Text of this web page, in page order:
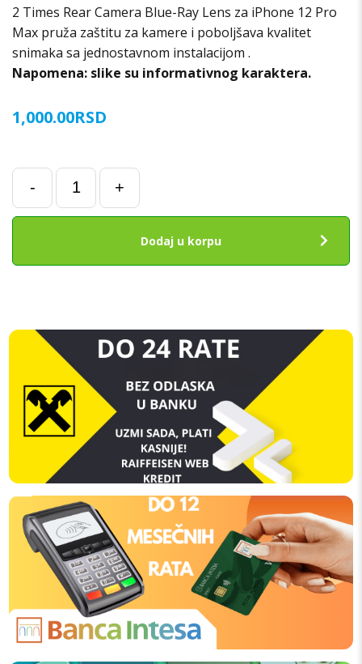
1,000.00RSD
2 Times Rear Camera Blue-Ray Lens za iPhone 12 Pro
Max pruža zaštitu za kamere i poboljšava kvalitet
snimaka sa jednostavnom instalacijom .
Napomena: slike su informativnog karaktera.
-
2
Times
Rear
12
Max
količina
+
Dodaj u korpu